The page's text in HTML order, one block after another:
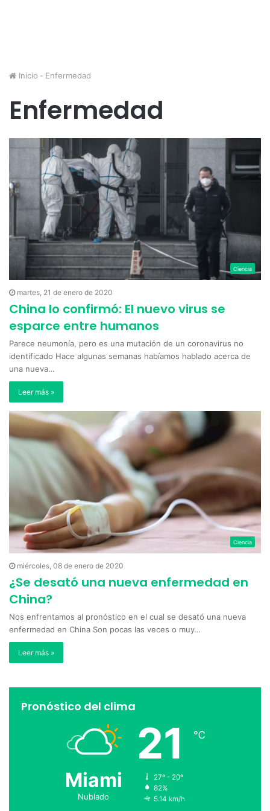
Inicio - Enfermedad
Enfermedad
Ciencia
martes, 21 de enero de 2020
China lo confirmó: El nuevo virus se
esparce entre humanos
Parece neumonía, pero es una mutación de un coronavirus no
identificado Hace algunas semanas habíamos hablado acerca de
una nueva…
Leer más »
Ciencia
miércoles, 08 de enero de 2020
¿Se desató una nueva enfermedad en
China?
Nos enfrentamos al pronóstico en el cual se desató una nueva
enfermedad en China Son pocas las veces o muy…
Leer más »
Pronóstico del clima
Miami
Nublado
21 ℃
27º - 20º
82%
5.14 km/h